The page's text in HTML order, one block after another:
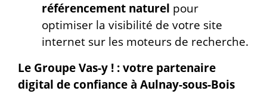
référencement naturel pour
optimiser la visibilité de votre site
internet sur les moteurs de recherche.
Le Groupe Vas-y ! : votre partenaire
digital de confiance à Aulnay-sous-Bois